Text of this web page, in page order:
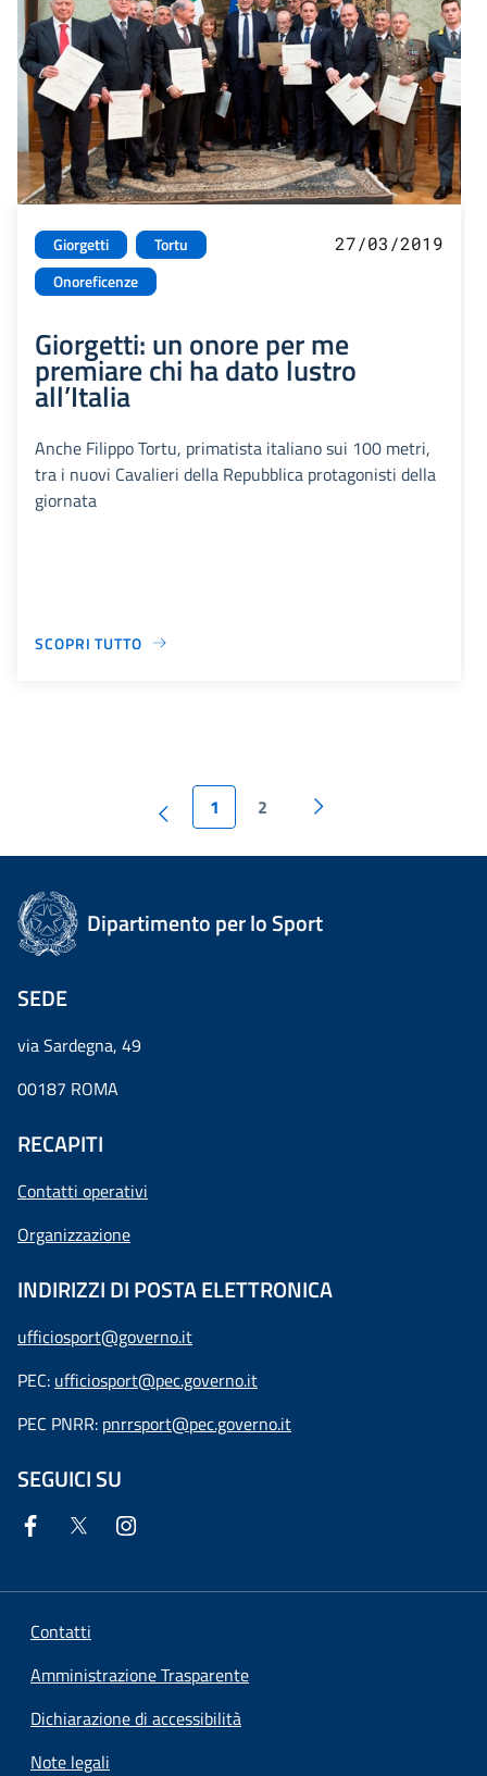
Giorgetti
Tortu
Onoreficenze
27/03/2019
Giorgetti: un onore per me
premiare chi ha dato lustro
all’Italia
Anche Filippo Tortu, primatista italiano sui 100 metri,
tra i nuovi Cavalieri della Repubblica protagonisti della
giornata
SCOPRI TUTTO
1 2
Dipartimento per lo Sport
SEDE
via Sardegna, 49
00187 ROMA
RECAPITI
Contatti operativi
Organizzazione
INDIRIZZI DI POSTA ELETTRONICA
ufficiosport@governo.it
PEC: ufficiosport@pec.governo.it
PEC PNRR: pnrrsport@pec.governo.it
SEGUICI SU
Contatti
Amministrazione Trasparente
Dichiarazione di accessibilità
Note legali